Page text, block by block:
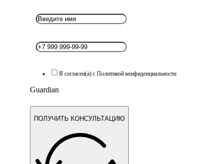
Я согласен(а) с Политикой конфиденциальности
Guardian
ПОЛУЧИТЬ КОНСУЛЬТАЦИЮ